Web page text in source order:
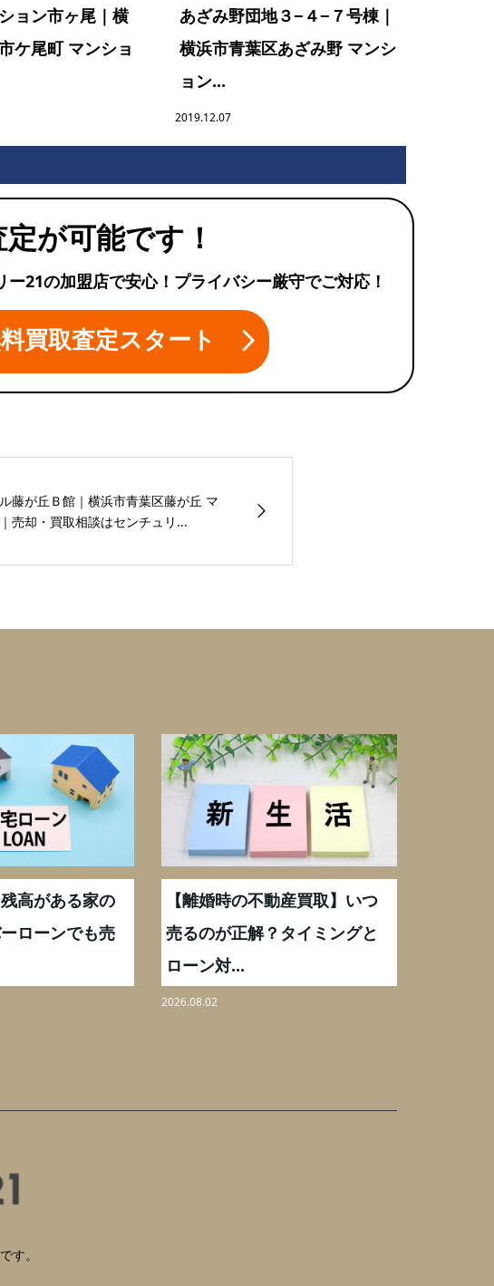
ョン市ヶ尾｜横
ケ尾町 マンショ
あざみ野団地３−４−７号棟｜
横浜市青葉区あざみ野 マンシ
ョン...
2019.12.07
が可能です！
ー21の加盟店で安心！プライバシー厳守でご対応！
買取査定スタート
藤が丘Ｂ館｜横浜市青葉区藤が丘 マ
売却・買取相談はセンチュリ...
残高がある家の
ローンでも売
【離婚時の不動産買取】いつ
売るのが正解？タイミングと
ローン対...
2026.08.02
す。